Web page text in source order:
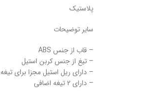
پلاستیک
سایر توضیحات
– قاب از جنس ABS
– تیغ از جنس کربن استیل
– دارای ریل استیل مجزا برای تیغه
– دارای 2 تیغه اضافی